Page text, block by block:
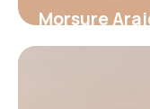
Morsure
Premiers